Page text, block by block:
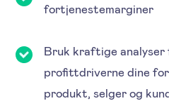
fortjenestemarginer
Bruk kraftige analyser
profittdriverne dine for
produkt, selger og